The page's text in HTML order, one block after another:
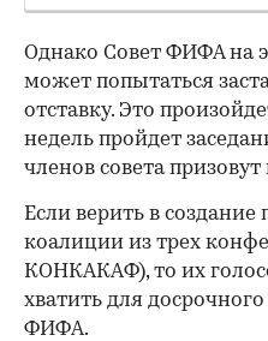
Однако Совет ФИФА на
может попытаться
отставку. Это
недель пройдет
членов совета призовут
Если верить в
коалиции из трех
КОНКАКАФ), то их
хватить для
ФИФА.